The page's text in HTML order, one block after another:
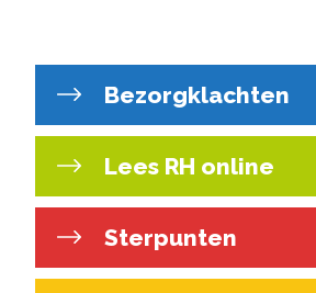
Bezorgklachten
Lees RH online
Sterpunten